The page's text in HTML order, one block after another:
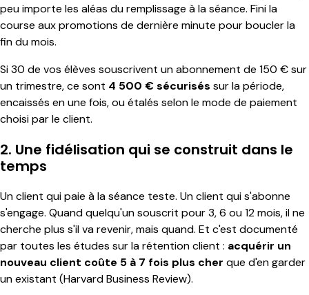
peu importe les aléas du remplissage à la séance. Fini la
course aux promotions de dernière minute pour boucler la
fin du mois.
Si 30 de vos élèves souscrivent un abonnement de 150 € sur
un trimestre, ce sont 4 500 € sécurisés sur la période,
encaissés en une fois, ou étalés selon le mode de paiement
choisi par le client.
2. Une fidélisation qui se construit dans le
temps
Un client qui paie à la séance teste. Un client qui s'abonne
s'engage. Quand quelqu'un souscrit pour 3, 6 ou 12 mois, il ne
cherche plus s'il va revenir, mais quand. Et c'est documenté
par toutes les études sur la rétention client : acquérir un
nouveau client coûte 5 à 7 fois plus cher que d'en garder
un existant (Harvard Business Review).